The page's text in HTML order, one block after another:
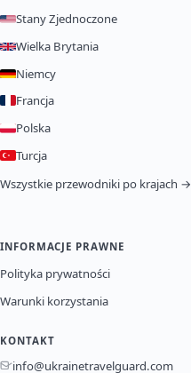
Stany Zjednoczone
Wielka Brytania
Niemcy
Francja
Polska
Turcja
Wszystkie przewodniki po krajach →
INFORMACJE PRAWNE
Polityka prywatności
Warunki korzystania
KONTAKT
info@ukrainetravelguard.com